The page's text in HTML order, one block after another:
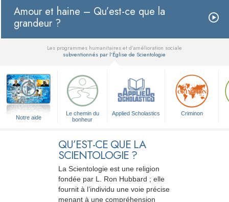
Amour et haine – Qu’est-ce que la
grandeur ?
Les programmes humanitaires et d’amélioration sociale
subventionnés par l’Église de Scientologie
Notre aide
Le chemin du
bonheur
Applied Scholastics Criminon
QU’EST-CE QUE LA
SCIENTOLOGIE ?
La Scientologie est une religion
fondée par L. Ron Hubbard ; elle
fournit à l’individu une voie précise
menant à une compréhension